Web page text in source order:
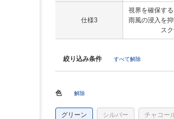
仕様3
視界を確保す
雨風の浸入を
ス
絞り込み条件 すべて解除
色 解除
グリーン シルバー チャコー